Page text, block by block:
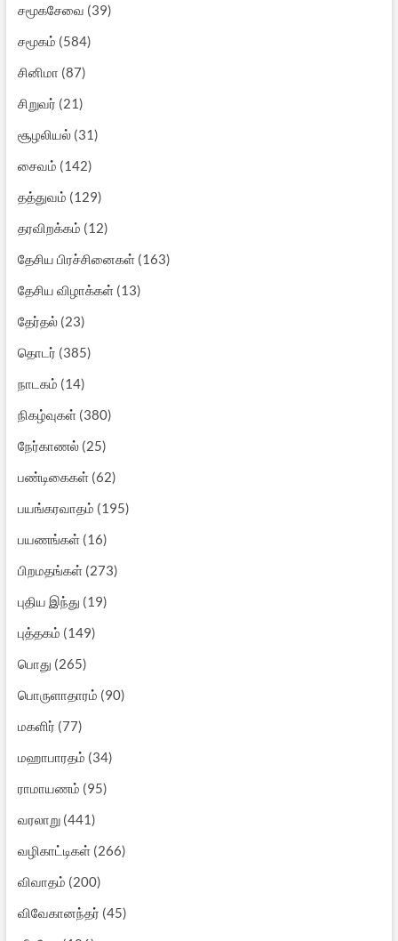
சமூகசேவை (39)
சமூகம் (584)
சினிமா (87)
சிறுவர் (21)
சூழலியல்(31)
சைவம் (142)
தத்துவம் (129)
தரவிறக்கம் (12)
தேசிய பிரச்சினைகள்(163)
தேசிய விழாக்கள்(13)
தேர்தல்(23)
தொடர் (385)
நாடகம் (14)
நிகழ்வுகள்(380)
நேர்காணல்(25)
பண்டிகைகள்(62)
பயங்கரவாதம் (195)
பயணங்கள்(16)
பிறமதங்கள்(273)
புதிய இந்து (19)
புத்தகம் (149)
பொது (265)
பொருளாதாரம் (90)
மகளிர் (77)
மஹாபாரதம் (34)
ராமாயணம் (95)
வரலாறு(441)
வழிகாட்டிகள்(266)
விவாதம் (200)
விவேகானந்தர் (45)